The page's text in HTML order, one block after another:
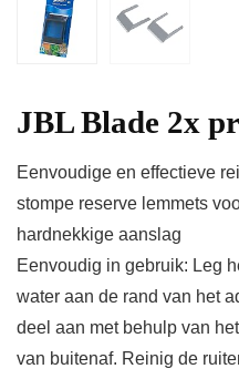
JBL Blade 2x
Eenvoudige en effectieve
stompe reserve lemmets
hardnekkige aanslag
Eenvoudig in gebruik: Leg
water aan de rand van het
deel aan met behulp van
van buitenaf. Reinig de